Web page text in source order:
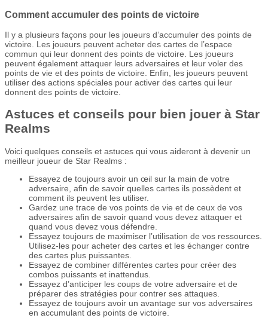
Comment accumuler des points de victoire
Il y a plusieurs façons pour les joueurs d’accumuler des points de
victoire. Les joueurs peuvent acheter des cartes de l’espace
commun qui leur donnent des points de victoire. Les joueurs
peuvent également attaquer leurs adversaires et leur voler des
points de vie et des points de victoire. Enfin, les joueurs peuvent
utiliser des actions spéciales pour activer des cartes qui leur
donnent des points de victoire.
Astuces et conseils pour bien jouer à Star
Realms
Voici quelques conseils et astuces qui vous aideront à devenir un
meilleur joueur de Star Realms :
Essayez de toujours avoir un œil sur la main de votre
adversaire, afin de savoir quelles cartes ils possèdent et
comment ils peuvent les utiliser.
Gardez une trace de vos points de vie et de ceux de vos
adversaires afin de savoir quand vous devez attaquer et
quand vous devez vous défendre.
Essayez toujours de maximiser l’utilisation de vos ressources.
Utilisez-les pour acheter des cartes et les échanger contre
des cartes plus puissantes.
Essayez de combiner différentes cartes pour créer des
combos puissants et inattendus.
Essayez d’anticiper les coups de votre adversaire et de
préparer des stratégies pour contrer ses attaques.
Essayez de toujours avoir un avantage sur vos adversaires
en accumulant des points de victoire.